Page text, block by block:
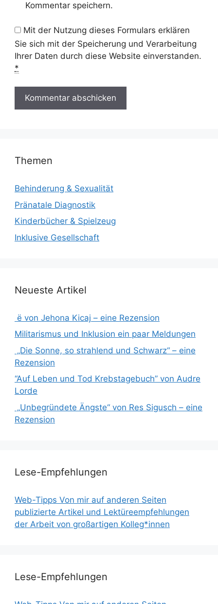
Kommentar speichern.
Mit der Nutzung dieses Formulars erklären
Sie sich mit der Speicherung und Verarbeitung
Ihrer Daten durch diese Website einverstanden.
*
Themen
Behinderung & Sexualität
Pränatale Diagnostik
Kinderbücher & Spielzeug
Inklusive Gesellschaft
Neueste Artikel
ë von Jehona Kicaj – eine Rezension
Militarismus und Inklusion ein paar Meldungen
„Die Sonne, so strahlend und Schwarz“ – eine
Rezension
“Auf Leben und Tod Krebstagebuch” von Audre
Lorde
„Unbegründete Ängste“ von Res Sigusch – eine
Rezension
Lese-Empfehlungen
Web-Tipps Von mir auf anderen Seiten
publizierte Artikel und Lektüreempfehlungen
der Arbeit von großartigen Kolleg*innen
Lese-Empfehlungen